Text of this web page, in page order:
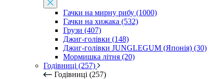
Гачки на мирну рибу (1000)
Гачки на хижака (532)
Грузи (407)
Джиг-голівки (148)
Джиг-голівки JUNGLEGUM (Японія) (30)
Мормишка літня (20)
Годівниці (257)
Годівниці (257)